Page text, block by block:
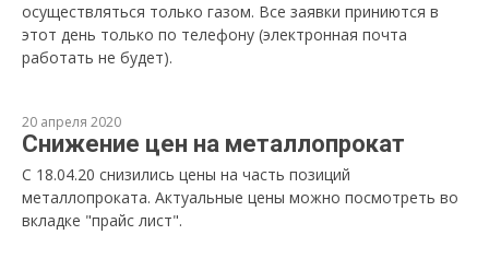
осуществляться только газом. Все заявки приниются в
этот день только по телефону (электронная почта
работать не будет).
20 апреля 2020
Снижение цен на металлопрокат
С 18.04.20 снизились цены на часть позиций
металлопроката. Актуальные цены можно посмотреть во
вкладке "прайс лист".